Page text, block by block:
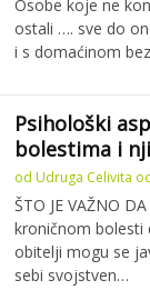
Osobe koje ne
ostali …. sve do
i s domaćinom
Psihološki
bolestima i
od Udruga Celivita
ŠTO JE VAŽNO
kroničnom bolesti
obitelji mogu se
sebi svojstven…